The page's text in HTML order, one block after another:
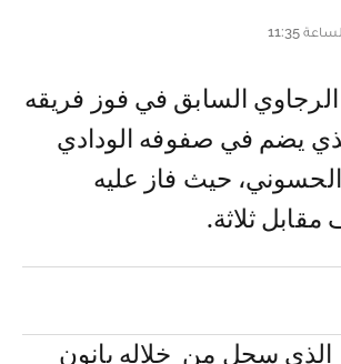
يضم في صفوفه الودادي
حيث فاز عليه
ثلاثة.
الذي سجل من خلاله بانون